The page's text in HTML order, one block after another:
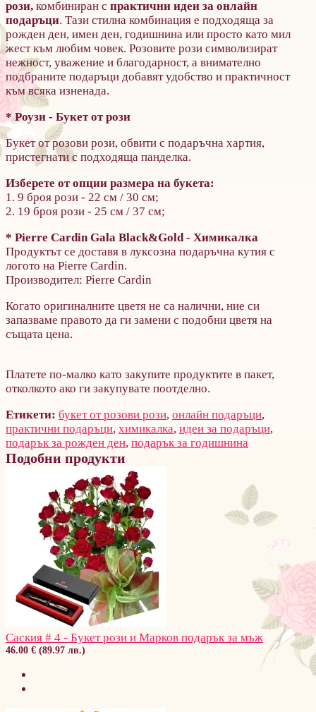
рози, комбиниран с практични идеи за онлайн
подаръци. Тази стилна комбинация е подходяща за
рожден ден, имен ден, годишнина или просто като мил
жест към любим човек. Розовите рози символизират
нежност, уважение и благодарност, а внимателно
подбраните подаръци добавят удобство и практичност
към всяка изненада.
*Роузи - Букетотрози
Букет от розови рози, обвити с подаръчна хартия,
пристегнати с подходяща панделка.
Изберете от опции размера на букета:
1. 9 броя рози - 22 см / 30 см;
2. 19 броя рози - 25 см / 37 см;
* Pierre Cardin Gala Black&Gold - Химикалка
Продуктът се доставя в луксозна подаръчна кутия с
логото на Pierre Cardin.
Производител: Pierre Cardin
Когато оригиналните цветя не са налични, ние си
запазваме правото да ги замени с подобни цветя на
същата цена.
Платете по-малко като закупите продуктите в пакет,
отколкото ако ги закупувате поотделно.
Етикети: букет от розови рози, онлайн подаръци,
практични подаръци, химикалка, идеи за подаръци,
подарък за рожден ден, подарък за годишнина
Подобни продукти
Саския # 4 - Букет рози и Марков подарък за мъж
46.00 € (89.97 лв.)